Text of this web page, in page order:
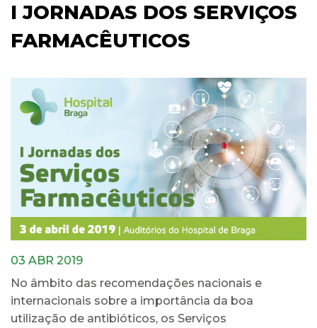
I JORNADAS DOS SERVIÇOS
FARMACÊUTICOS
03 ABR 2019
No âmbito das recomendações nacionais e
internacionais sobre a importância da boa
utilização de antibióticos, os Serviços